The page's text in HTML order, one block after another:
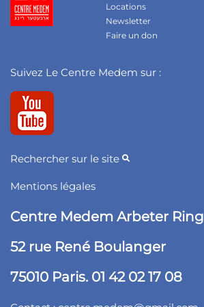
Locations
Newsletter
Faire un don
Suivez Le Centre Medem sur :
Rechercher sur le site
Mentions légales
Centre Medem Arbeter Ring
52 rue René Boulanger
75010 Paris. 01 42 02 17 08